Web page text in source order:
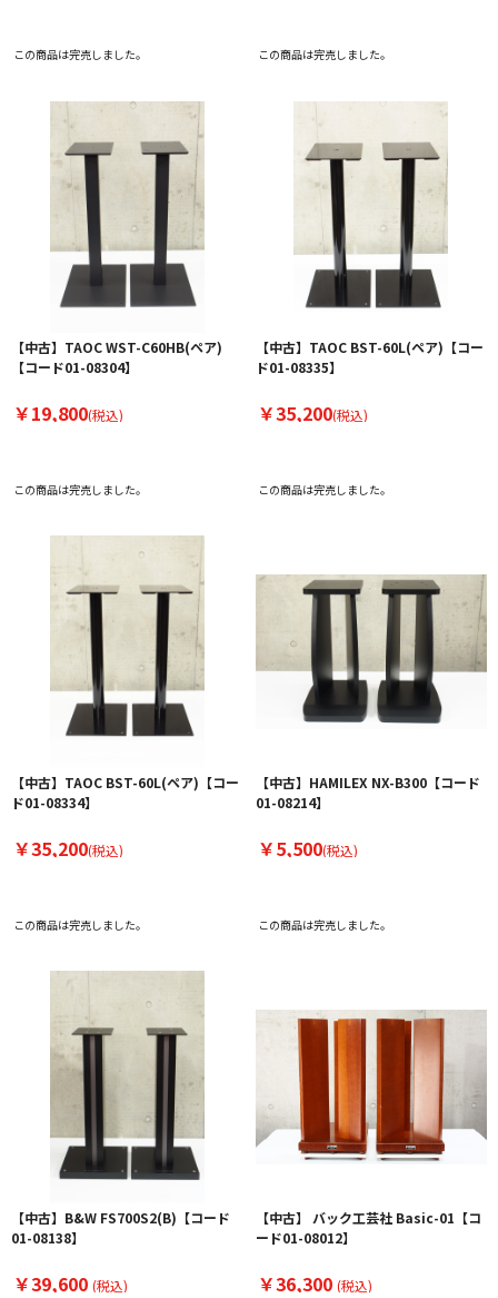
この商品は完売しました。 この商品は完売しました。
【中古】TAOC WST-C60HB(ペア)
【コード01-08304】
￥19,800(税込)
この商品は完売しました。
【中古】TAOC BST-60L(ペア)【コー
ド01-08335】
￥35,200(税込)
この商品は完売しました。
【中古】TAOC BST-60L(ペア)【コー
ド01-08334】
￥35,200(税込)
この商品は完売しました。
【中古】HAMILEX NX-B300【コード
01-08214】
￥5,500(税込)
この商品は完売しました。
【中古】B&W FS700S2(B)【コード
01-08138】
￥39,600 (税込)
【中古】 バック工芸社 Basic-01【コ
ード01-08012】
￥36,300 (税込)